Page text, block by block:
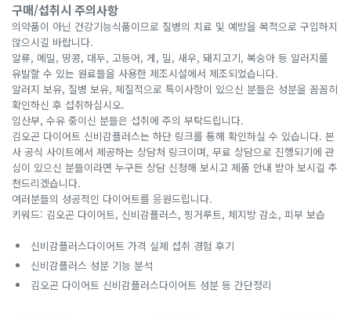
구매/섭취시 주의사항
의약품이 아닌 건강기능식품이므로 질병의 치료 및 예방을 목적으로 구입하지
않으시길 바랍니다.
알류, 메밀, 땅콩, 대두, 고등어, 게, 밀, 새우, 돼지고기, 복숭아 등 알러지를
유발할 수 있는 원료들을 사용한 제조시설에서 제조되었습니다.
알러지 보유, 질병 보유, 체질적으로 특이사항이 있으신 분들은 성분을 꼼꼼히
확인하신 후 섭취하십시오.
임산부, 수유 중이신 분들은 섭취에 주의 부탁드립니다.
김오곤 다이어트 신비감플러스는 하단 링크를 통해 확인하실 수 있습니다. 본
사 공식 사이트에서 제공하는 상담처 링크이며, 무료 상담으로 진행되기에 관
심이 있으신 분들이라면 누구든 상담 신청해 보시고 제품 안내 받아 보시길 추
천드리겠습니다.
여러분들의 성공적인 다이어트를 응원드립니다.
키워드: 김오곤 다이어트, 신비감플러스, 핑거루트, 체지방 감소, 피부 보습
신비감플러스다이어트 가격 실제 섭취 경험 후기
신비감플러스 성분 기능 분석
김오곤 다이어트 신비감플러스다이어트 성분 등 간단정리